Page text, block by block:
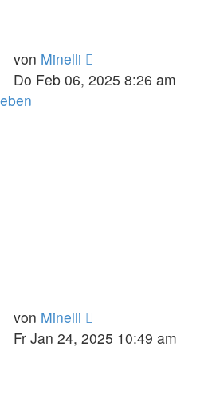
von Minelli
Do Feb 06, 2025 8:26 am
von Minelli
Fr Jan 24, 2025 10:49 am